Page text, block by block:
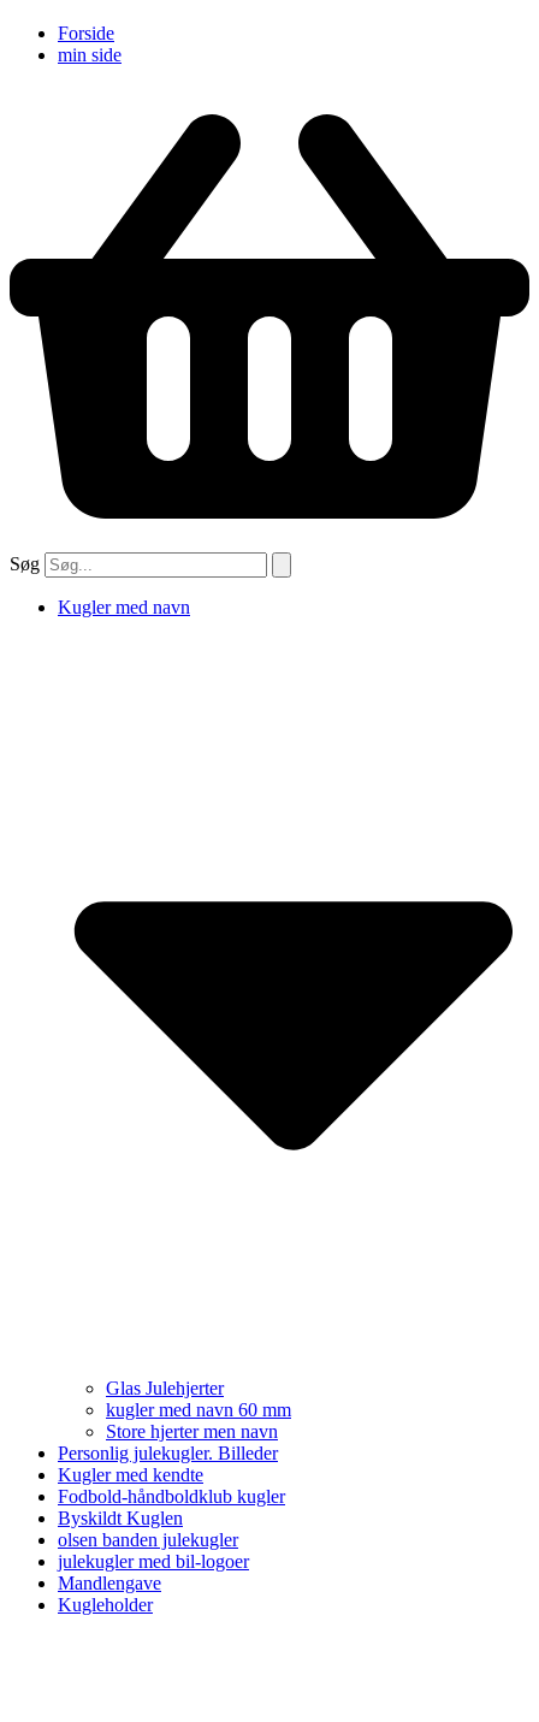
Forside
min side
Søg
Kugler med navn
Glas Julehjerter
kugler med navn 60 mm
Store hjerter men navn
Personlig julekugler. Billeder
Kugler med kendte
Fodbold-håndboldklub kugler
Byskildt Kuglen
olsen banden julekugler
julekugler med bil-logoer
Mandlengave
Kugleholder